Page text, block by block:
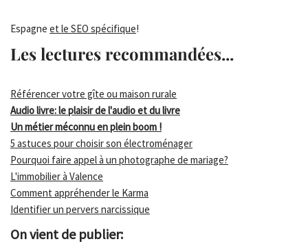
Espagne et le SEO spécifique!
Les lectures recommandées...
Référencer votre gîte ou maison rurale
Audio livre: le plaisir de l'audio et du livre
Un métier méconnu en plein boom !
5 astuces pour choisir son électroménager
Pourquoi faire appel à un photographe de mariage?
L'immobilier à Valence
Comment appréhender le Karma
Identifier un pervers narcissique
On vient de publier: